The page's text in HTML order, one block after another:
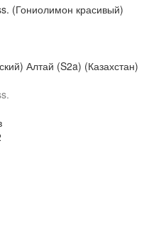
(Гониолимон красивый)
Алтай (S2a) (Казахстан)